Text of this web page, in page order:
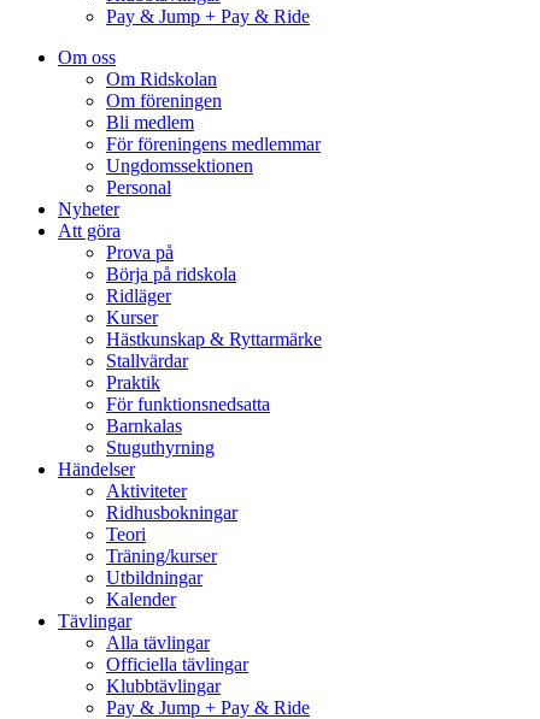
Pay & Jump + Pay & Ride
Om oss
Om Ridskolan
Om föreningen
Bli medlem
För föreningens medlemmar
Ungdomssektionen
Personal
Nyheter
Att göra
Prova på
Börja på ridskola
Ridläger
Kurser
Hästkunskap & Ryttarmärke
Stallvärdar
Praktik
För funktionsnedsatta
Barnkalas
Stuguthyrning
Händelser
Aktiviteter
Ridhusbokningar
Teori
Träning/kurser
Utbildningar
Kalender
Tävlingar
Alla tävlingar
Officiella tävlingar
Klubbtävlingar
Pay & Jump + Pay & Ride